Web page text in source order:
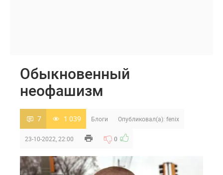
Обыкновенный
неофашизм
7 1 039 Блоги Опубликовал(а): fenix
23-10-2022, 22:00 0